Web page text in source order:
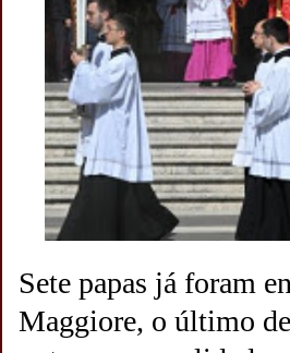
Sete papas já foram
Maggiore, o último